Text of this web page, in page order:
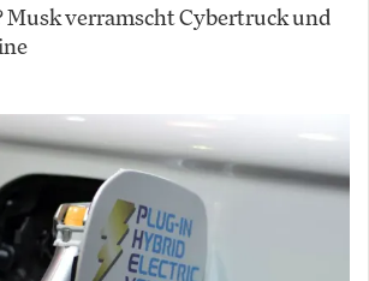
Musk verramscht Cybertruck und